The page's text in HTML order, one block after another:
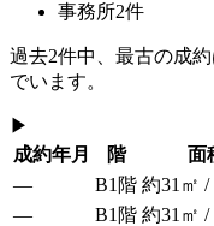
事務所2件
過去2件中、最古の成約
でいます。
▶
成約年月
階 面
—
B1階 約31㎡ /
—
B1階 約31㎡ /